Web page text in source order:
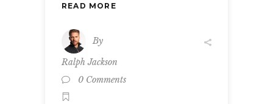
READ MORE
By
Ralph Jackson
0 Comments